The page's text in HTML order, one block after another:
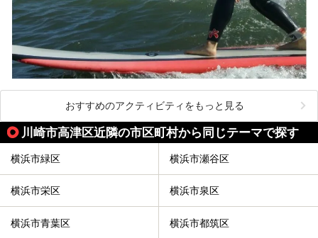
おすすめのアクティビティをもっと見る
川崎市高津区近隣の市区町村から同じテーマで探す
横浜市緑区 横浜市瀬谷区
横浜市栄区 横浜市泉区
横浜市青葉区 横浜市都筑区